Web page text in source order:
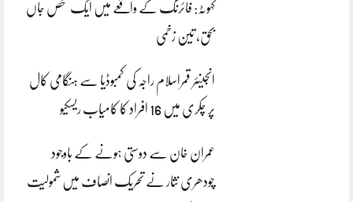
کہوٹہ: فائرنگ کے واقعے میں ایک شخص جاں
بحق، تین زخمی
انجینئر قمراسلام راجہ کی کمبوڈیا سے ہنگامی کال
پر چکری میں 16 افراد کا کامیاب ریسکیو
عمران خان سے دوستی ہونے کے باوجود
چودھری نثار نے تحریک انصاف میں شمولیت